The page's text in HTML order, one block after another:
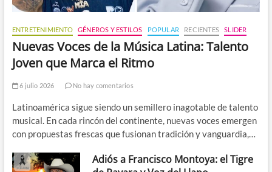
ENTRETENIMIENTO GÉNEROS Y ESTILOS POPULAR RECIENTES SLIDER
Nuevas Voces de la Música Latina: Talento
Joven que Marca el Ritmo
6 julio 2026 No hay comentarios
Latinoamérica sigue siendo un semillero inagotable de talento
musical. En cada rincón del continente, nuevas voces emergen
con propuestas frescas que fusionan tradición y vanguardia,…
Adiós a Francisco Montoya: el Tigre